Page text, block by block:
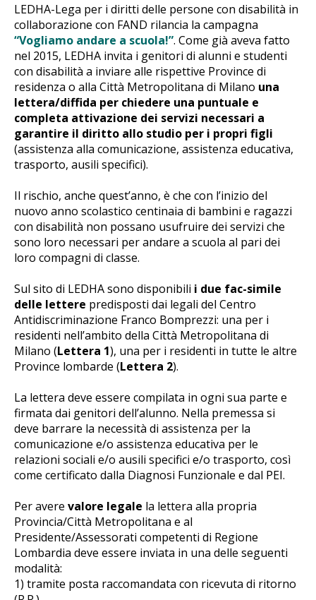
LEDHA-Lega per i diritti delle persone con disabilità in
collaborazione con FAND rilancia la campagna
“Vogliamo andare a scuola!”. Come già aveva fatto
nel 2015, LEDHA invita i genitori di alunni e studenti
con disabilità a inviare alle rispettive Province di
residenza o alla Città Metropolitana di Milano una
lettera/diffida per chiedere una puntuale e
completa attivazione dei servizi necessari a
garantire il diritto allo studio per i propri figli
(assistenza alla comunicazione, assistenza educativa,
trasporto, ausili specifici).
Il rischio, anche quest’anno, è che con l’inizio del
nuovo anno scolastico centinaia di bambini e ragazzi
con disabilità non possano usufruire dei servizi che
sono loro necessari per andare a scuola al pari dei
loro compagni di classe.
Sul sito di LEDHA sono disponibili i due fac-simile
delle lettere predisposti dai legali del Centro
Antidiscriminazione Franco Bomprezzi: una per i
residenti nell’ambito della Città Metropolitana di
Milano (Lettera 1), una per i residenti in tutte le altre
Province lombarde (Lettera 2).
La lettera deve essere compilata in ogni sua parte e
firmata dai genitori dell’alunno. Nella premessa si
deve barrare la necessità di assistenza per la
comunicazione e/o assistenza educativa per le
relazioni sociali e/o ausili specifici e/o trasporto, così
come certificato dalla Diagnosi Funzionale e dal PEI.
Per avere valore legale la lettera alla propria
Provincia/Città Metropolitana e al
Presidente/Assessorati competenti di Regione
Lombardia deve essere inviata in una delle seguenti
modalità:
1) tramite posta raccomandata con ricevuta di ritorno